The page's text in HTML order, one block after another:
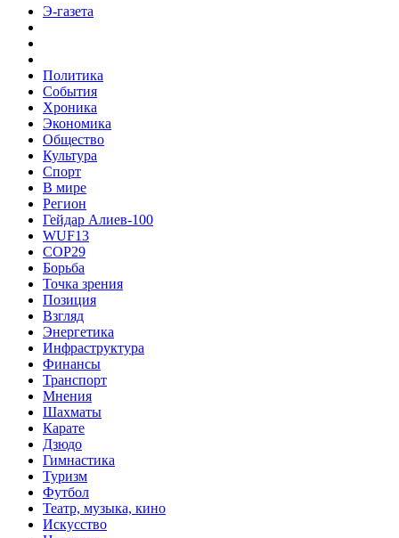
Э-газета
Политика
События
Хроника
Экономика
Общество
Культура
Спорт
В мире
Регион
Гейдар Алиев-100
WUF13
COP29
Борьба
Точка зрения
Позиция
Взгляд
Энергетика
Инфраструктура
Финансы
Транспорт
Мнения
Шахматы
Карате
Дзюдо
Гимнастика
Туризм
Футбол
Театр, музыка, кино
Искусство